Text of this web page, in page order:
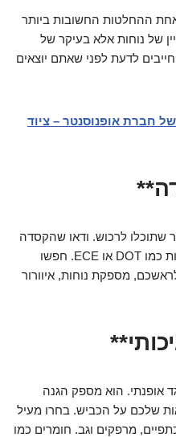
אחת ההחלטות החשובות ביותר
של נוחות אלא בעיקר של
לדעת לפני שאתם יוצאים
חברת אופנוסנטר – ציוד
לרכוש. ודאו שהקסדה
שאתם בוחרים עומדת בתקני בטיחות כמו DOT או ECE. חפשו
מספקת נוחות, איוורור
אופנתי. הוא מספק הגנה
שלכם על הכביש. בחרו מעיל
מרפקים וגב. חומרים כמו